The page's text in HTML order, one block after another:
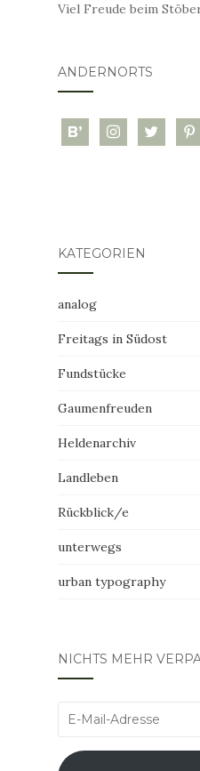
Viel Freude beim
ANDERNORTS
bloglovininstagramtwitter
KATEGORIEN
analog
Freitags in Südost
Fundstücke
Gaumenfreuden
Heldenarchiv
Landleben
Rückblick/e
unterwegs
urban typography
NICHTS MEHR
E-
Adresse